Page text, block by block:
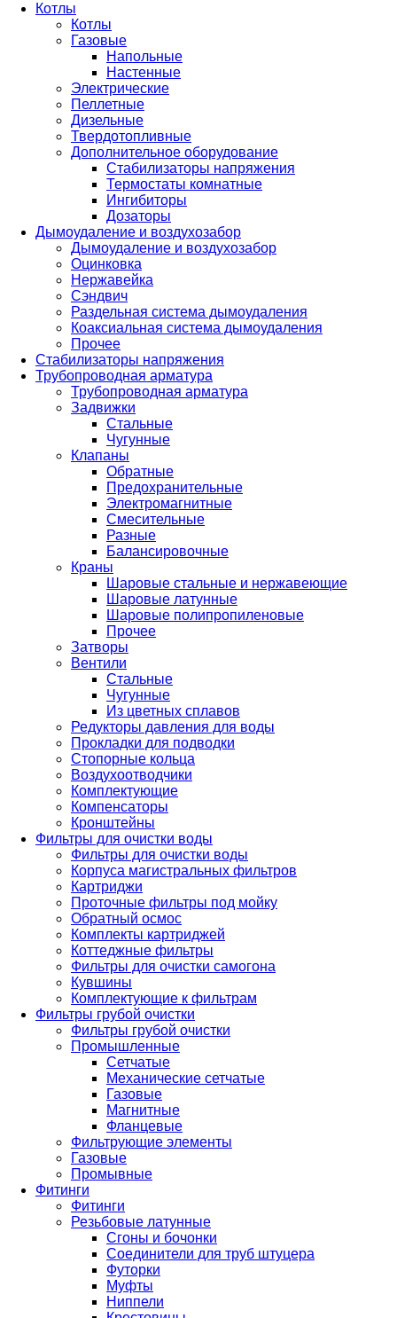
Котлы
Котлы
Газовые
Напольные
Настенные
Электрические
Пеллетные
Дизельные
Твердотопливные
Дополнительное оборудование
Стабилизаторы напряжения
Термостаты комнатные
Ингибиторы
Дозаторы
Дымоудаление и воздухозабор
Дымоудаление и воздухозабор
Оцинковка
Нержавейка
Сэндвич
Раздельная система дымоудаления
Коаксиальная система дымоудаления
Прочее
Стабилизаторы напряжения
Трубопроводная арматура
Трубопроводная арматура
Задвижки
Стальные
Чугунные
Клапаны
Обратные
Предохранительные
Электромагнитные
Смесительные
Разные
Балансировочные
Краны
Шаровые стальные и нержавеющие
Шаровые латунные
Шаровые полипропиленовые
Прочее
Затворы
Вентили
Стальные
Чугунные
Из цветных сплавов
Редукторы давления для воды
Прокладки для подводки
Стопорные кольца
Воздухоотводчики
Комплектующие
Компенсаторы
Кронштейны
Фильтры для очистки воды
Фильтры для очистки воды
Корпуса магистральных фильтров
Картриджи
Проточные фильтры под мойку
Обратный осмос
Комплекты картриджей
Коттеджные фильтры
Фильтры для очистки самогона
Кувшины
Комплектующие к фильтрам
Фильтры грубой очистки
Фильтры грубой очистки
Промышленные
Сетчатые
Механические сетчатые
Газовые
Магнитные
Фланцевые
Фильтрующие элементы
Газовые
Промывные
Фитинги
Фитинги
Резьбовые латунные
Сгоны и бочонки
Соединители для труб штуцера
Футорки
Муфты
Ниппели